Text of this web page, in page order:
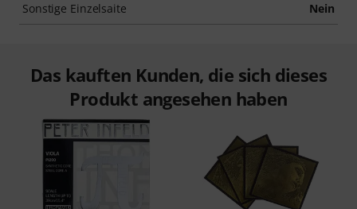
Sonstige Einzelsaite Nein
Das kauften Kunden, die sich dieses
Produkt angesehen haben